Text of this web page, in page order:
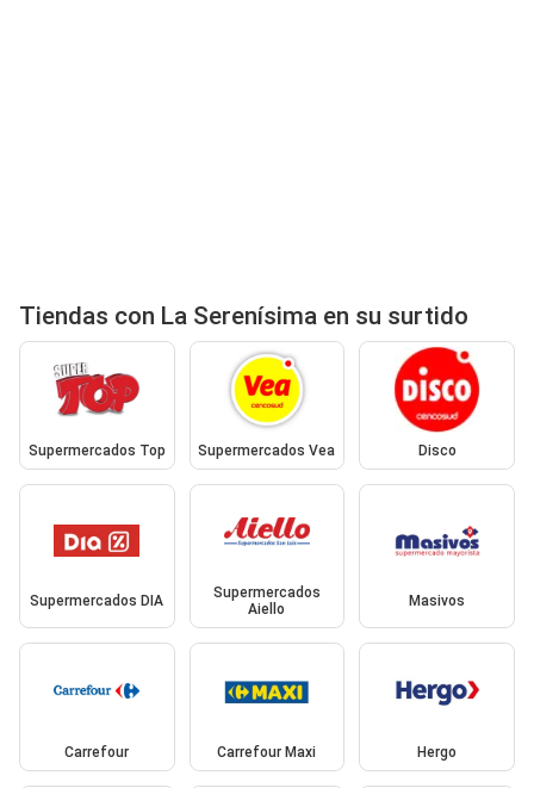
Tiendas con La Serenísima en su surtido
Supermercados Top Supermercados Vea Disco
Supermercados DIA
Supermercados
Aiello
Masivos
Carrefour Carrefour Maxi Hergo